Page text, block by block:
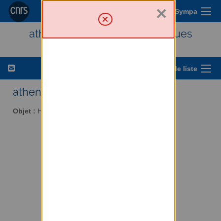
Menu Sympa
athena - Histoire des techniques
Options de liste
athena AT services.cnrs.fr
Objet : Histoire des techniques
×